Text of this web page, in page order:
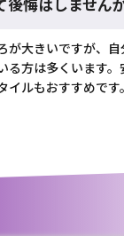
後悔はしません
が大きいですが、
る方は多くいます。
イルもおすすめです。